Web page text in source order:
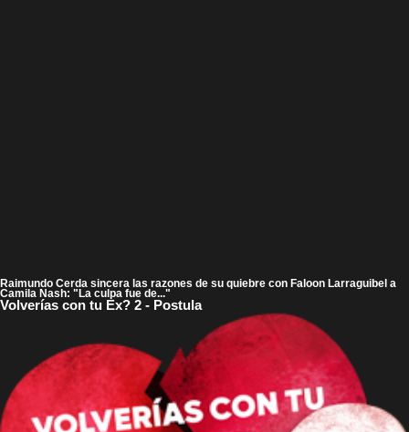
Raimundo Cerda sincera las razones de su quiebre con Faloon Larraguibel a
Camila Nash: "La culpa fue de..."
Volverías con tu Ex? 2 - Postula